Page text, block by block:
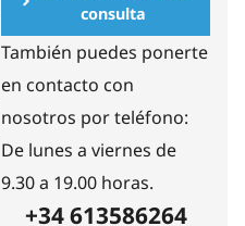
consulta
También puedes ponerte
en contacto con
nosotros por teléfono:
De lunes a viernes de
9.30 a 19.00 horas.
+34 613586264